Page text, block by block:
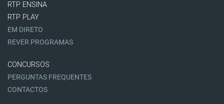
RTP ENSINA
RTP PLAY
EM DIRETO
REVER PROGRAMAS
CONCURSOS
PERGUNTAS FREQUENTES
CONTACTOS